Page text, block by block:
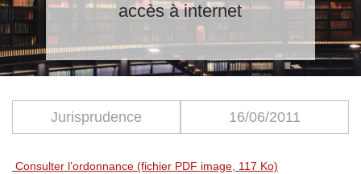
accès à internet
Jurisprudence 16/06/2011
Consulter l’ordonnance (fichier PDF image, 117 Ko)